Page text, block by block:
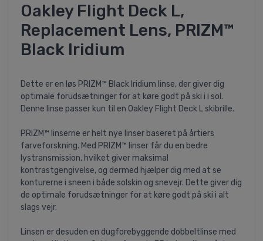
Oakley Flight Deck L,
Replacement Lens, PRIZM™
Black Iridium
Dette er en løs PRIZM™ Black Iridium linse, der giver dig
optimale forudsætninger for at køre godt på ski i i sol.
Denne linse passer kun til en Oakley Flight Deck L skibrille.
PRIZM™ linserne er helt nye linser baseret på årtiers
farveforskning. Med PRIZM™ linser får du en bedre
lystransmission, hvilket giver maksimal
kontrastgengivelse, og dermed hjælper dig med at se
konturerne i sneen i både solskin og snevejr. Dette giver dig
de optimale forudsætninger for at køre godt på ski i alt
slags vejr.
Linsen er desuden en dugforebyggende dobbeltlinse med